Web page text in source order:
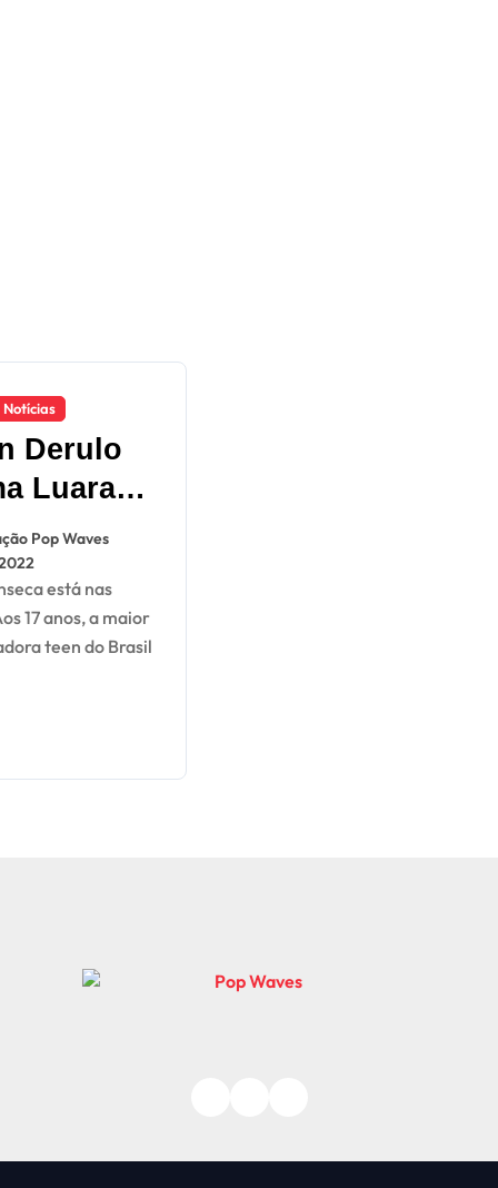
Notícias
Derulo
Luara
para
sua
música
Pop Waves
17 anos, a maior
teen do Brasil